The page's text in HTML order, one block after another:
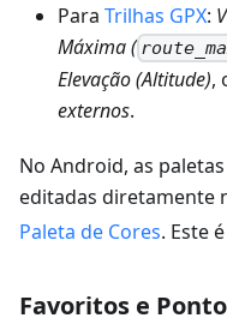
Para Trilhas GPX:
Máxima (
Elevação (Altitude),
externos.
No Android, as
editadas diretamente
Paleta de Cores. Este
Favoritos e